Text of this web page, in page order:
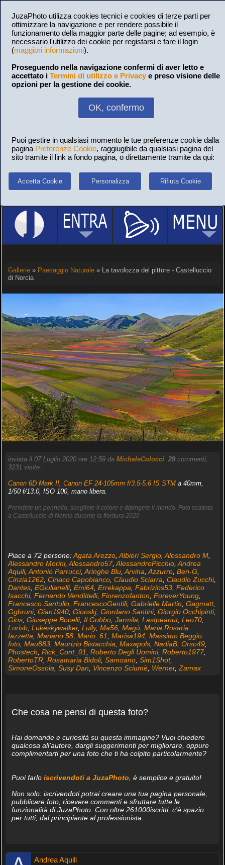
JuzaPhoto utilizza cookies tecnici e cookies di terze parti per
ottimizzare la navigazione e per rendere possibile il
funzionamento della maggior parte delle pagine; ad esempio, è
necessario l'utilizzo dei cookie per registarsi e fare il login
(maggiori informazioni).
Proseguendo nella navigazione confermi di aver letto e
accettato i Termini di utilizzo e Privacy e preso visione delle
opzioni per la gestione dei cookie.
OK, confermo
Puoi gestire in qualsiasi momento le tue preferenze cookie dalla
pagina Preferenze Cookie, raggiugibile da qualsiasi pagina del
sito tramite il link a fondo pagina, o direttamente tramite da qui:
Accetta Cookie Personalizza Rifiuta Cookie
Gallerie» Paesaggio Naturale» La tavolozza del pittore - Castelluccio
di Norcia
inviata il 07 Luglio 2020 ore 12:59 da MicheleColocci. 29commenti,
3231 visite.
Canon 6D Mark II, Canon EF 24-105mm f/3.5-5.6 IS STMa 40mm,
1/50 f/13.0, ISO 100, mano libera.
Prendete un pennello, scegliete il colore e dipingete il mondo. Foto scattata
a Castelluccio di Norcia durante la fioritura 2020
Piace a 72 persone:Agata Arezzo, Albieri Sergio, Alessandro M,
Alessandro Morini, Alessandro57, AlessandroPicchio, Andrea
Aquili, Antonio Parrucci, Aringhe Blu, Arvina Azzurro, Ben-G
Cinzia1262, Ciriaco Capobianco, Claudio Sciarra Claudio Zucchi,
Dantes, EGiulianelli, Emi64, Errekappa Fabrizios53, Federico
Isacchi, Fernando Vendittelli, Fiorenzofanton ForeverYoung,
Francesco.Santullo, FrancescoGentili, Gabrielle Martin Gagmatt,
Ggbruni, Gian1940, Gionskj, Giordano Santini, Giorgio Occhipinti,
Gios, Giuseppe Bocelli, Il Gobbo, Jarmila Lastpeanut, Leo70,
Lorisb, Lukeskywalker, Lully, Ma56, Magù, Maria Rosaria
Iazzetta Mariano 58, Mario_61 Marisa194, Massimo Beggio
foto, Mau883, Maurizio Bistacchia Maxapols, NadiaB, Orso49,
Phostech Rick_Cont_01 Roberto Degli Uomini, Roberto1977,
RobertoTR, Rosamaria Bidoli, Samoano, Sim1Shot,
SimoneOssola Susy Dan Vincenzo Sciumè, Werner, Zamax
Che cosa ne pensi di questa foto?
Hai domande e curiosità su questa immagine? Vuoi chiedere
qualcosa all'autore, dargli suggerimenti per migliorare, oppure
complimentarti per una foto che ti ha colpito particolarmente?
Puoi farlo iscrivendoti a JuzaPhoto , è semplice e gratuito!
Non solo: iscrivendoti potrai creare una tua pagina personale,
pubblicare foto, ricevere commenti e sfruttare tutte le
funzionalità di JuzaPhoto. Con oltre 261000iscritti, c'è spazio
per tutti, dal principiante al professionista.
Andrea Aquili